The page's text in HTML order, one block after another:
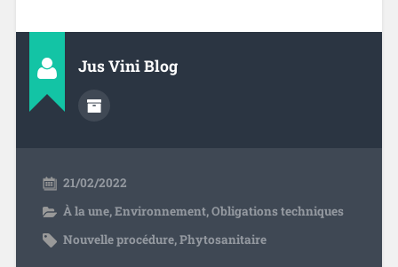
Jus Vini Blog
21/02/2022
À la une,Environnement,Obligations techniques
Nouvelle procédure,Phytosanitaire